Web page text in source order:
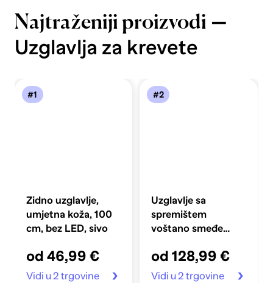
Najtraženiji proizvodi —
Uzglavlja za krevete
#1
Zidno uzglavlje,
umjetna koža, 100
cm, bez LED, sivo
od 46,99 €
Vidi u 2 trgovine
#2
Uzglavlje sa
spremištem
voštano smeđe
borovine
od 128,99 €
Vidi u 2 trgovine